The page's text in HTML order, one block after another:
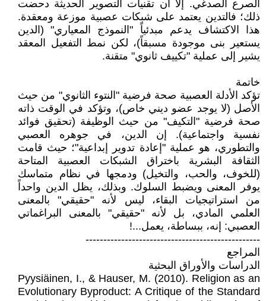
الصرع الصدغي. إلا أن تقنيات التصوير الحديثة دحضت
ذلك؛ فالتدين يعتمد على شبكات عصبية موزعة ومعقدة.
هذا الاكتشاف يدعم مبدئياً "النموذج المعياري" (الدين
يستعير بنى موجودة مسبقاً)، لكن نمط التفعيل المعقد
يشير إلى عملية "تكييف ثانوي" متقنة.
خاتمة
تؤكد الأدلة العصبية صحة فرضية "النتوء الثانوي" من حيث
الأصل (لا يوجد عضو ديني خاص)، وتؤكد في الوقت ذاته
صحة فرضية "التكيف" من حيث الوظيفة (تحقيق فوائد
نفسية واجتماعية). إن الدين، في جوهره العصبي
والتطوري، هو عملية "إعادة تدوير إبداعية"؛ حيث قامت
الثقافة البشرية باختراق الشبكات العصبية المتاحة
(للخوف، والحب، والتخيل) ودمجها في نظام متماسك
يوفر المعنى ويضبط السلوك. وبذلك، يظل الدين واحداً
من استراتيجيات البقاء، ليس لأنه "حقيقي" بالمعنى
العلمي المادي، بل لأنه "حقيقي" بالمعنى البراغماتي
العصبي: إنه، ببساطة، يعمل...!
-------------------------------------------------
المراجع
الدراسات والأوراق البحثية
Pyysiäinen, I., & Hauser, M. (2010). Religion as an
Evolutionary Byproduct: A Critique of the Standard